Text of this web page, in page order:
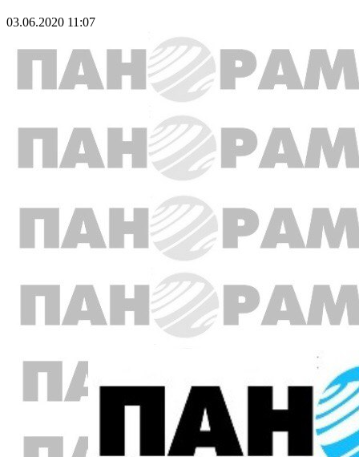
03.06.2020 11:07